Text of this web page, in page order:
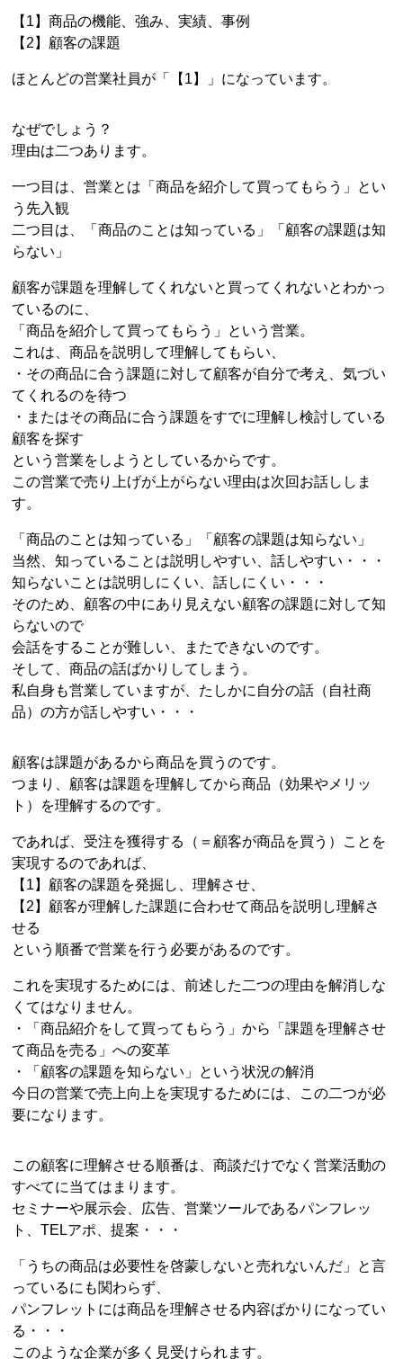
【1】商品の機能、強み、実績、事例
【2】顧客の課題
ほとんどの営業社員が「【1】」になっています。
なぜでしょう？
理由は二つあります。
一つ目は、営業とは「商品を紹介して買ってもらう」とい
う先入観
二つ目は、「商品のことは知っている」「顧客の課題は知
らない」
顧客が課題を理解してくれないと買ってくれないとわかっ
ているのに、
「商品を紹介して買ってもらう」という営業。
これは、商品を説明して理解してもらい、
・その商品に合う課題に対して顧客が自分で考え、気づい
てくれるのを待つ
・またはその商品に合う課題をすでに理解し検討している
顧客を探す
という営業をしようとしているからです。
この営業で売り上げが上がらない理由は次回お話ししま
す。
「商品のことは知っている」「顧客の課題は知らない」
当然、知っていることは説明しやすい、話しやすい・・・
知らないことは説明しにくい、話しにくい・・・
そのため、顧客の中にあり見えない顧客の課題に対して知
らないので
会話をすることが難しい、またできないのです。
そして、商品の話ばかりしてしまう。
私自身も営業していますが、たしかに自分の話（自社商
品）の方が話しやすい・・・
顧客は課題があるから商品を買うのです。
つまり、顧客は課題を理解してから商品（効果やメリッ
ト）を理解するのです。
であれば、受注を獲得する（＝顧客が商品を買う）ことを
実現するのであれば、
【1】顧客の課題を発掘し、理解させ、
【2】顧客が理解した課題に合わせて商品を説明し理解さ
せる
という順番で営業を行う必要があるのです。
これを実現するためには、前述した二つの理由を解消しな
くてはなりません。
・「商品紹介をして買ってもらう」から「課題を理解させ
て商品を売る」への変革
・「顧客の課題を知らない」という状況の解消
今日の営業で売上向上を実現するためには、この二つが必
要になります。
この顧客に理解させる順番は、商談だけでなく営業活動の
すべてに当てはまります。
セミナーや展示会、広告、営業ツールであるパンフレッ
ト、TELアポ、提案・・・
「うちの商品は必要性を啓蒙しないと売れないんだ」と言
っているにも関わらず、
パンフレットには商品を理解させる内容ばかりになってい
る・・・
このような企業が多く見受けられます。